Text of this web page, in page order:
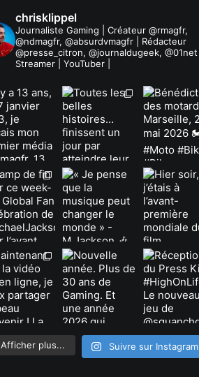
chrisklippel
Journaliste Gaming | Créateur @rmagfr,
@ndmagfr, @absurdvmagfr | Rédacteur
@presse_citron, @journaldugeek, @01net |
Streamer | YouTuber |
Afficher plus... Suivre sur Instagram